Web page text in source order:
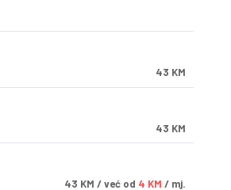
43 KM
43 KM
43 KM / već od 4 KM / mj.